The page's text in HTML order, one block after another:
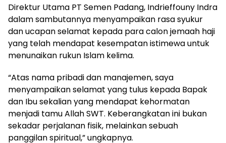
Direktur Utama PT Semen Padang, Indrieffouny Indra
dalam sambutannya menyampaikan rasa syukur
dan ucapan selamat kepada para calon jemaah haji
yang telah mendapat kesempatan istimewa untuk
menunaikan rukun Islam kelima.
“Atas nama pribadi dan manajemen, saya
menyampaikan selamat yang tulus kepada Bapak
dan Ibu sekalian yang mendapat kehormatan
menjadi tamu Allah SWT. Keberangkatan ini bukan
sekadar perjalanan fisik, melainkan sebuah
panggilan spiritual,” ungkapnya.